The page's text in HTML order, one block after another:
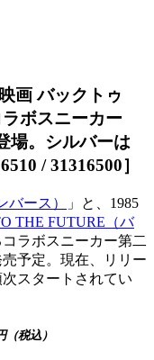
画 バックトゥ
ボスニーカー
場。シルバーは
/ 31316500］
バース）
」と、1985
THE FUTURE（バ
コラボスニーカー第二
予定。現在、リリー
次スタートされてい
（税込）